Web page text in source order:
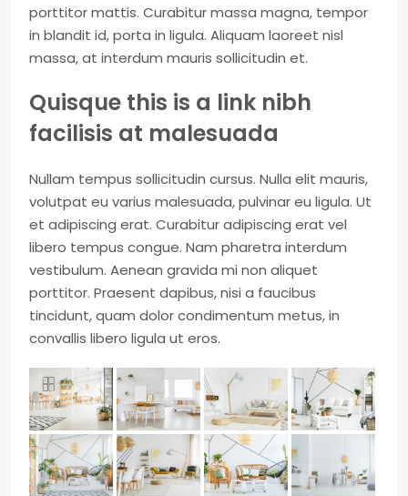
porttitor mattis. Curabitur massa magna, tempor
in blandit id, porta in ligula. Aliquam laoreet nisl
massa, at interdum mauris sollicitudin et.
Quisque this is a link nibh
facilisis at malesuada
Nullam tempus sollicitudin cursus. Nulla elit mauris,
volutpat eu varius malesuada, pulvinar eu ligula. Ut
et adipiscing erat. Curabitur adipiscing erat vel
libero tempus congue. Nam pharetra interdum
vestibulum. Aenean gravida mi non aliquet
porttitor. Praesent dapibus, nisi a faucibus
tincidunt, quam dolor condimentum metus, in
convallis libero ligula ut eros.